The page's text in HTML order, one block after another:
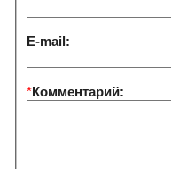
E-mail:
*Комментарий: